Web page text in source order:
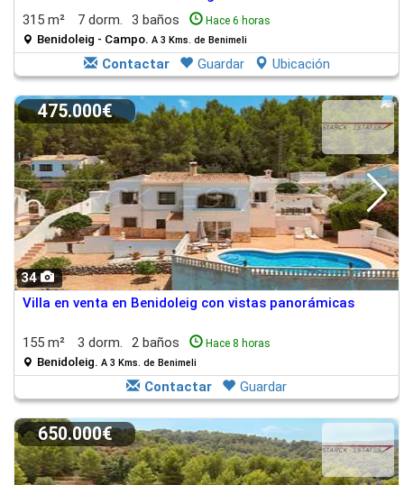
315 m²
7 dorm. 3 baños Hace 6 horas
Benidoleig - Campo. A 3 Kms. de Benimeli
Contactar Guardar Ubicación
34
475.000€
Villa en venta en Benidoleig con vistas panorámicas
155 m² 3 dorm. 2 baños Hace 8 horas
Benidoleig. A 3 Kms. de Benimeli
Contactar Guardar
650.000€